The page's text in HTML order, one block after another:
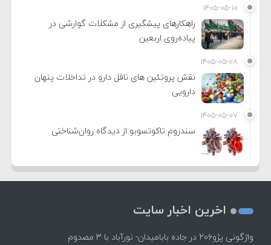
۱۴۰۵-۰۵-۱۰
راهکارهای پیشگیری از مشکلات گوارشی در
پیاده‌روی اربعین
۱۴۰۵-۰۵-۰۸
نقش پروتئین های ناقل دارو در تداخلات پنهان
دارویی
۱۴۰۵-۰۵-۰۷
سندروم تاکوتسوبو از دیدگاه روان‌شناختی
اخرین اخبار سایت
واژگونی پژو۲۰۶ در جاده بابامیدان- نورآباد با ۳ مصدوم